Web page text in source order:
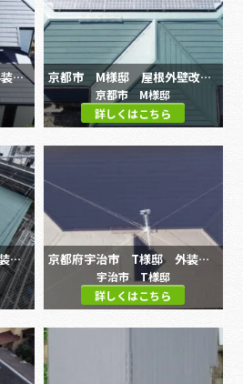
京都府宇治市 W様邸 外装改修工事 京都市 M様邸 屋根外壁改修工事
京都市 M様邸
詳しくはこちら
京都府宇治市 T様邸 外装改修工事 京都府宇治市 T様邸 外装改修工事
宇治市 T様邸
詳しくはこちら